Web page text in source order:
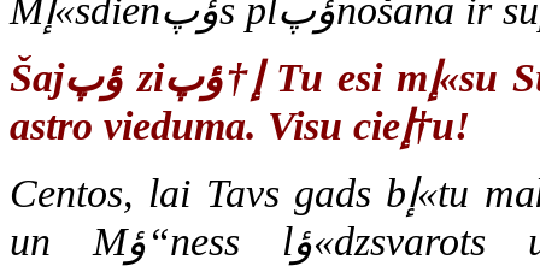
Šajؤپ ziإ†ؤپ Tu esi mإ«su Supervaronis, nolemjot vadؤ«ties pؤ“c
astro vieduma. Visu cieإ†u!
Centos, lai Tavs gads bإ«tu maksimؤپli Saules enerؤ£iju saإ†emošs
un Mؤ“ness lؤ«dzsvarots un Tu nepalaistu garؤپm pašu